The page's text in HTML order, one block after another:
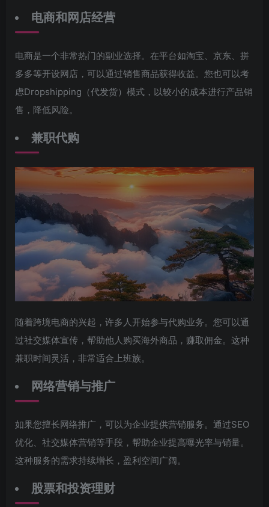
电商和网店经营
电商是一个非常热门的副业选择。在平台如淘宝、京东、拼
多多等开设网店，可以通过销售商品获得收益。您也可以考
虑Dropshipping（代发货）模式，以较小的成本进行产品销
售，降低风险。
兼职代购
随着跨境电商的兴起，许多人开始参与代购业务。您可以通
过社交媒体宣传，帮助他人购买海外商品，赚取佣金。这种
兼职时间灵活，非常适合上班族。
网络营销与推广
如果您擅长网络推广，可以为企业提供营销服务。通过SEO
优化、社交媒体营销等手段，帮助企业提高曝光率与销量。
这种服务的需求持续增长，盈利空间广阔。
股票和投资理财